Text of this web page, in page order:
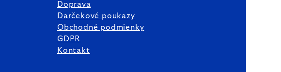
Doprava
Darčekové poukazy
Obchodné podmienky
GDPR
Kontakt